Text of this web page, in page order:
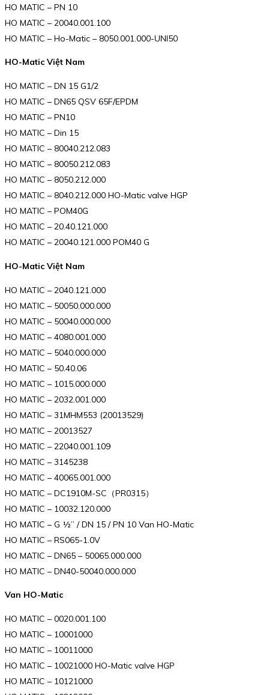
HO MATIC – PN 10
HO MATIC – 20040.001.100
HO MATIC – Ho-Matic – 8050.001.000-UNI50
HO-Matic Việt Nam
HO MATIC – DN 15 G1/2
HO MATIC – DN65 QSV 65F/EPDM
HO MATIC – PN10
HO MATIC – Din 15
HO MATIC – 80040.212.083
HO MATIC – 80050.212.083
HO MATIC – 8050.212.000
HO MATIC – 8040.212.000 HO-Matic valve HGP
HO MATIC – POM40G
HO MATIC – 20.40.121.000
HO MATIC – 20040.121.000 POM40 G
HO-Matic Việt Nam
HO MATIC – 2040.121.000
HO MATIC – 50050.000.000
HO MATIC – 50040.000.000
HO MATIC – 4080.001.000
HO MATIC – 5040.000.000
HO MATIC – 50.40.06
HO MATIC – 1015.000.000
HO MATIC – 2032.001.000
HO MATIC – 31MHM553 (20013529)
HO MATIC – 20013527
HO MATIC – 22040.001.109
HO MATIC – 3145238
HO MATIC – 40065.001.000
HO MATIC – DC1910M-SC（PR0315）
HO MATIC – 10032.120.000
HO MATIC – G ½” / DN 15 / PN 10 Van HO-Matic
HO MATIC – RS065-1.0V
HO MATIC – DN65 – 50065.000.000
HO MATIC – DN40-50040.000.000
Van HO-Matic
HO MATIC – 0020.001.100
HO MATIC – 10001000
HO MATIC – 10011000
HO MATIC – 10021000 HO-Matic valve HGP
HO MATIC – 10121000